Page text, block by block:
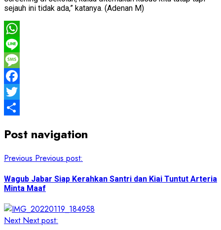
sejauh ini tidak ada,” katanya. (Adenan M)
WhatsApp
Line
Message
Facebook
Twitter
Post navigation
Previous Previous post:
Wagub Jabar Siap Kerahkan Santri dan Kiai Tuntut Arteria
Minta Maaf
Next Next post: